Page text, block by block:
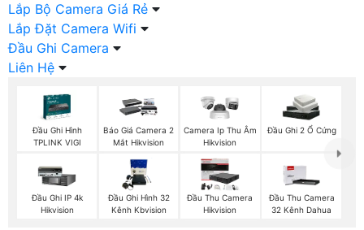
Lắp Bộ Camera Giá Rẻ
Lắp Đặt Camera Wifi
Đầu Ghi Camera
Liên Hệ
Đầu Ghi Hình
TPLINK VIGI
Báo Giá Camera 2
Mắt Hikvision
Camera Ip Thu Âm
Hikvision
Đầu Ghi 2 Ổ Cứng
Đầu Ghi IP 4k
Hikvision
Đầu Ghi Hình 32
Kênh Kbvision
Đầu Thu Camera
Hikvision
Đầu Thu Camera
32 Kênh Dahua